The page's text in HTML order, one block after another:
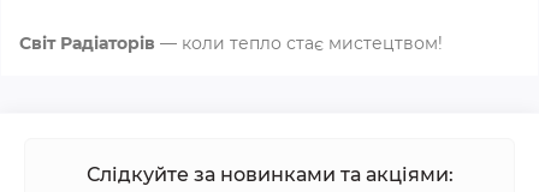
Світ Радіаторів — коли тепло стає мистецтвом!
Слідкуйте за новинками та акціями: